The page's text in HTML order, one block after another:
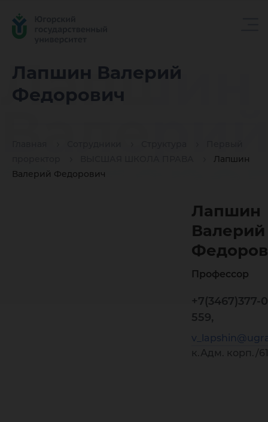
Лапшин Валерий
Федорович
Лапшин
Валерий Федорович
Лапшин
Лапшин
Валерий
Профессор
+7(3467)377-
559,
к.Адм. корп./